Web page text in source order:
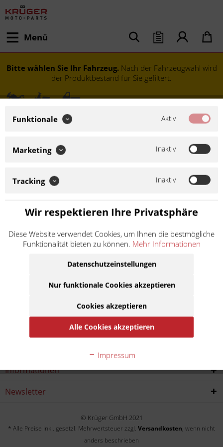
Menü
Bitte wählen Sie Ihr Fahrzeug. Nach der Fahrzeugwahl wird
der Produktbestand für Sie gefiltert.
Ninja 1000 SX Tourer ABS ZXT02K
2021
Informationen
Newsletter
© Krüger GmbH 2021
* Alle Preise inkl. gesetzl. Mehrwertsteuer zzgl. Versandkosten, wenn nicht
anders beschrieben
Funktionale Aktiv
Marketing Inaktiv
Tracking Inaktiv
Wir respektieren Ihre Privatsphäre
Diese Website verwendet Cookies, um Ihnen die bestmögliche
Funktionalität bieten zu können. Mehr Informationen
Datenschutzeinstellungen
Nur funktionale Cookies akzeptieren
Cookies akzeptieren
Alle Cookies akzeptieren
Impressum